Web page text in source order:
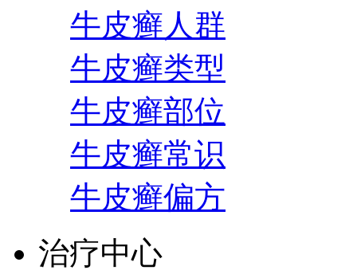
牛皮癣人群
牛皮癣类型
牛皮癣部位
牛皮癣常识
牛皮癣偏方
治疗中心